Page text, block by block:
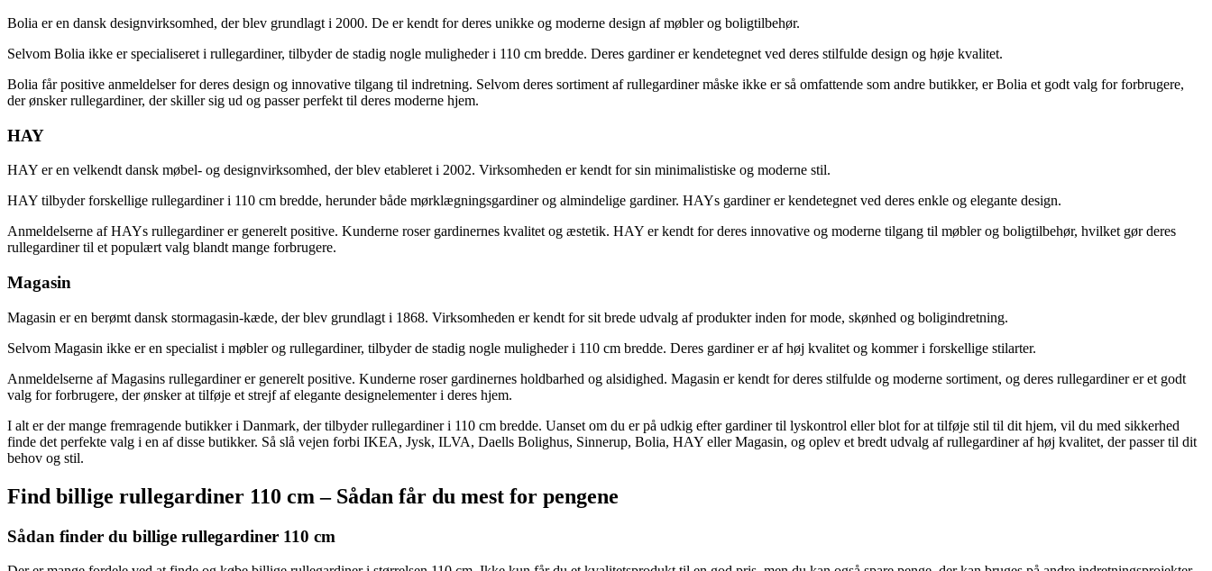
Bolia er en dansk designvirksomhed, der blev grundlagt i 2000. De er kendt for deres unikke og moderne design af møbler og boligtilbehør.
Selvom Bolia ikke er specialiseret i rullegardiner, tilbyder de stadig nogle muligheder i 110 cm bredde. Deres gardiner er kendetegnet ved deres stilfulde design og høje kvalitet.
Bolia får positive anmeldelser for deres design og innovative tilgang til indretning. Selvom deres sortiment af rullegardiner måske ikke er så omfattende som andre butikker, er Bolia et godt valg for forbrugere,
der ønsker rullegardiner, der skiller sig ud og passer perfekt til deres moderne hjem.
HAY
HAY er en velkendt dansk møbel- og designvirksomhed, der blev etableret i 2002. Virksomheden er kendt for sin minimalistiske og moderne stil.
HAY tilbyder forskellige rullegardiner i 110 cm bredde, herunder både mørklægningsgardiner og almindelige gardiner. HAYs gardiner er kendetegnet ved deres enkle og elegante design.
Anmeldelserne af HAYs rullegardiner er generelt positive. Kunderne roser gardinernes kvalitet og æstetik. HAY er kendt for deres innovative og moderne tilgang til møbler og boligtilbehør, hvilket gør deres
rullegardiner til et populært valg blandt mange forbrugere.
Magasin
Magasin er en berømt dansk stormagasin-kæde, der blev grundlagt i 1868. Virksomheden er kendt for sit brede udvalg af produkter inden for mode, skønhed og boligindretning.
Selvom Magasin ikke er en specialist i møbler og rullegardiner, tilbyder de stadig nogle muligheder i 110 cm bredde. Deres gardiner er af høj kvalitet og kommer i forskellige stilarter.
Anmeldelserne af Magasins rullegardiner er generelt positive. Kunderne roser gardinernes holdbarhed og alsidighed. Magasin er kendt for deres stilfulde og moderne sortiment, og deres rullegardiner er et godt
valg for forbrugere, der ønsker at tilføje et strejf af elegante designelementer i deres hjem.
I alt er der mange fremragende butikker i Danmark, der tilbyder rullegardiner i 110 cm bredde. Uanset om du er på udkig efter gardiner til lyskontrol eller blot for at tilføje stil til dit hjem, vil du med sikkerhed
finde det perfekte valg i en af disse butikker. Så slå vejen forbi IKEA, Jysk, ILVA, Daells Bolighus, Sinnerup, Bolia, HAY eller Magasin, og oplev et bredt udvalg af rullegardiner af høj kvalitet, der passer til dit
behov og stil.
Find billige rullegardiner 110 cm – Sådan får du mest for pengene
Sådan finder du billige rullegardiner 110 cm